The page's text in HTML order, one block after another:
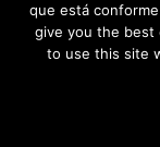
que está
give you the best
to use this site